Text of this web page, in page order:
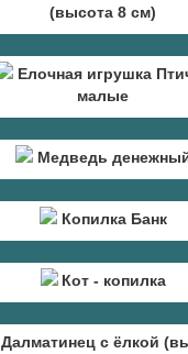
(высота 8 см)
Елочная игрушка
малые
Медведь
Копилка Банк
Кот - копилка
Далматинец с ёлкой